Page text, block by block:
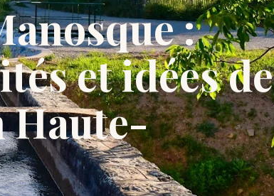
:
et idées de
Haute-